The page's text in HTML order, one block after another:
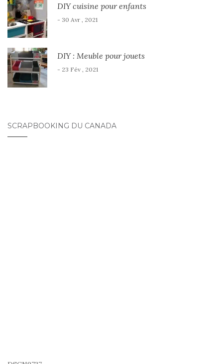
DIY cuisine pour enfants
- 30 Avr , 2021
DIY : Meuble pour jouets
- 23 Fév , 2021
SCRAPBOOKING DU CANADA